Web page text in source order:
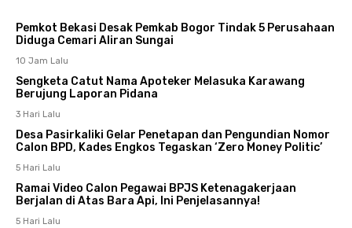
Pemkot Bekasi Desak Pemkab Bogor Tindak 5 Perusahaan
Diduga Cemari Aliran Sungai
10 Jam Lalu
Sengketa Catut Nama Apoteker Melasuka Karawang
Berujung Laporan Pidana
3 Hari Lalu
Desa Pasirkaliki Gelar Penetapan dan Pengundian Nomor
Calon BPD, Kades Engkos Tegaskan ‘Zero Money Politic’
5 Hari Lalu
Ramai Video Calon Pegawai BPJS Ketenagakerjaan
Berjalan di Atas Bara Api, Ini Penjelasannya!
5 Hari Lalu